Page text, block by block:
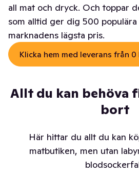
all mat och dryck. Och toppar
som alltid ger dig 500
marknadens lägsta pris.
Klicka hem med leverans från 0
Allt du kan behöva
bort
Här hittar du allt du kan
matbutiken, men utan